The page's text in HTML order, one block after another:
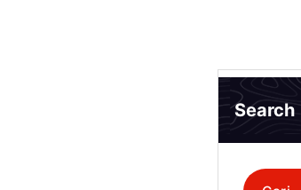
Search
Pencarian